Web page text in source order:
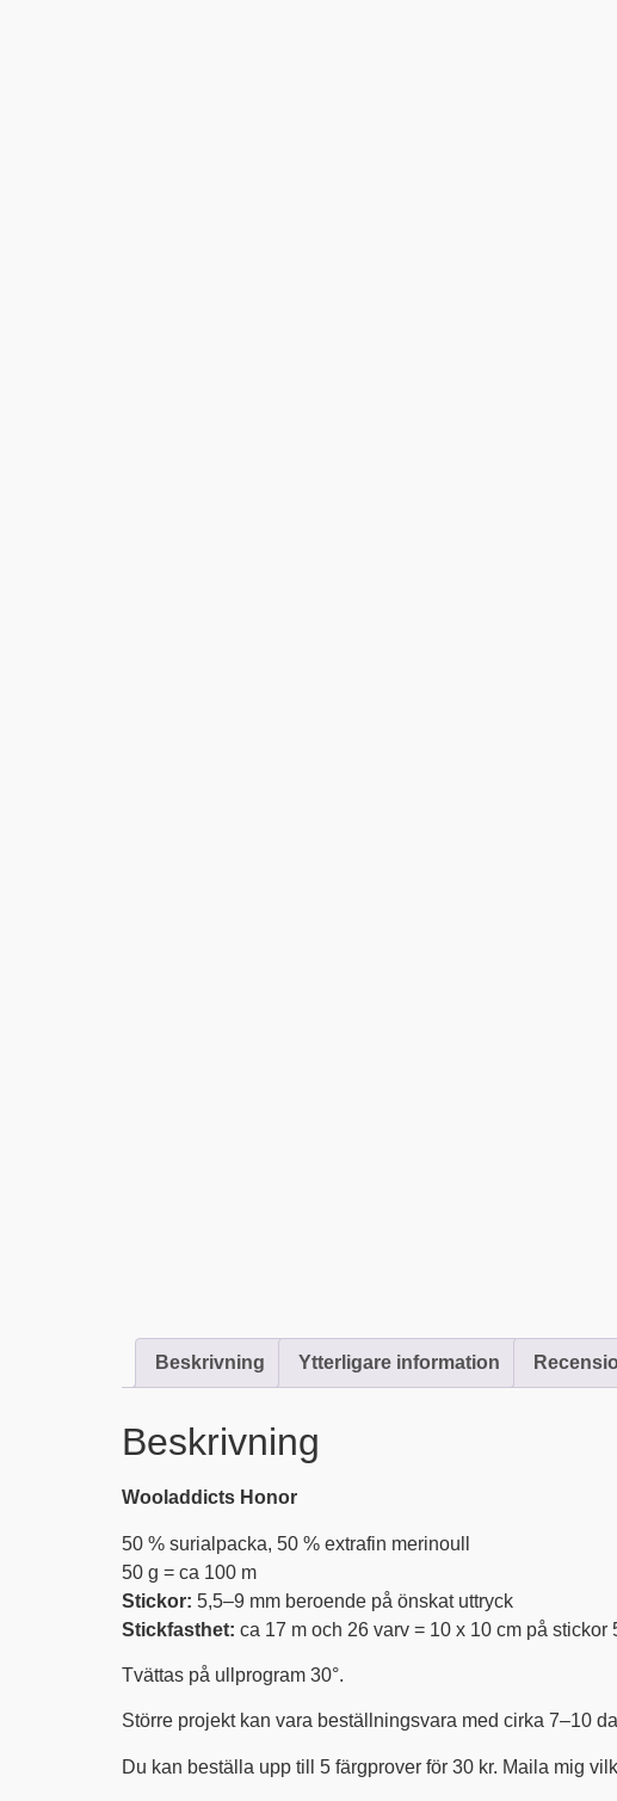
Beskrivning Ytterligare information
Beskrivning
Wooladdicts Honor
50 % surialpacka, 50 % extrafin merinoull
50 g = ca 100 m
Stickor: 5,5–9 mm beroende på önskat uttryck
Stickfasthet: ca 17 m och 26 varv = 10 x 10 cm på stickor
Tvättas på ullprogram 30°.
Större projekt kan vara beställningsvara med cirka 7–10
Du kan beställa upp till 5 färgprover för 30 kr. Maila mig